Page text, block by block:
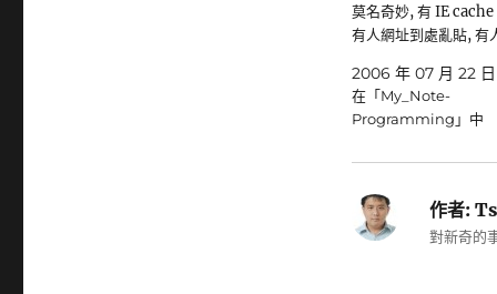
莫名奇妙, 有 IE
有人網址到處亂貼, 有
2006 年 07 月 22 日
在「My_Note-
Programming」中
作者:
對新奇的